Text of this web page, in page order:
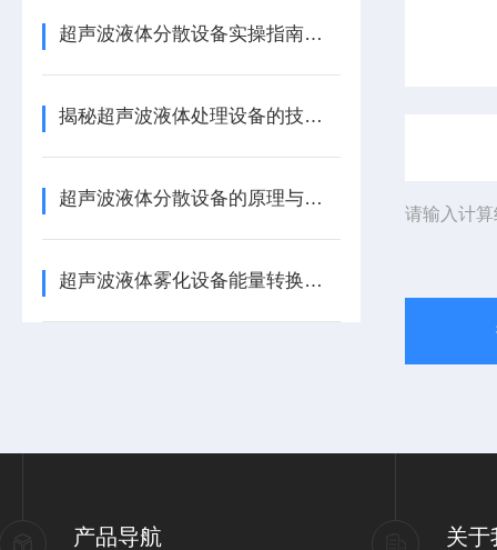
超声波液体分散设备实操指南：细节把控与工艺优化
揭秘超声波液体处理设备的技术奥秘
超声波液体分散设备的原理与应用解析
超声波液体雾化设备能量转换机制 涂料分散喷涂工艺适配详解
请输入计
产品导航 关于